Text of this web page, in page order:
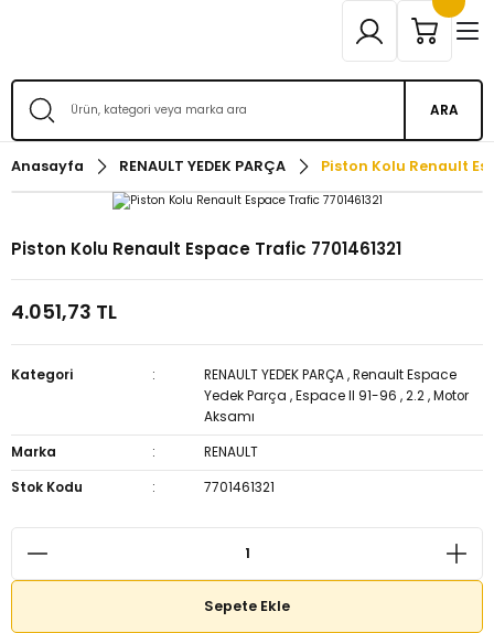
ARA
Anasayfa RENAULT YEDEK PARÇA Piston Kolu Renault
Piston Kolu Renault Espace Trafic 7701461321
4.051,73 TL
Kategori RENAULT YEDEK PARÇA ,Renault Espace
Yedek Parça ,Espace II 91-96 ,2.2 ,Motor
Aksamı
Marka
RENAULT
Stok Kodu
7701461321
Sepete Ekle